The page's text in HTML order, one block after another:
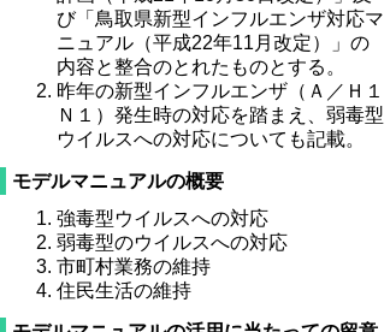
び「鳥取県新型インフルエンザ対応マ
ニュアル（平成22年11月改定）」の
内容と整合のとれたものとする。
昨年の新型インフルエンザ（Ａ／Ｈ１
Ｎ１）発生時の対応を踏まえ、弱毒型
ウイルスへの対応についても記載。
モデルマニュアルの概要
強毒型ウイルスへの対応
弱毒型のウイルスへの対応
市町村業務の維持
住民生活の維持